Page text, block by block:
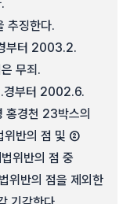
추징한다.
부터 2003.2.
무죄.
경부터 2002.6.
경천 23박스의
위반의 점 및 ②
위반의 점 중
위반의 점을 제외한